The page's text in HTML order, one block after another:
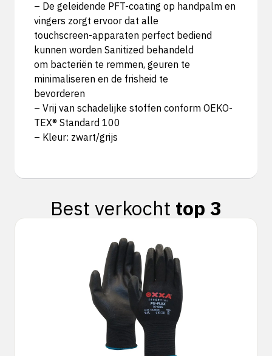
– De geleidende PFT-coating op handpalm en
vingers zorgt ervoor dat alle
touchscreen-apparaten perfect bediend
kunnen worden Sanitized behandeld
om bacteriën te remmen, geuren te
minimaliseren en de frisheid te
bevorderen
– Vrij van schadelijke stoffen conform OEKO-
TEX® Standard 100
– Kleur: zwart/grijs
Best verkocht top 3